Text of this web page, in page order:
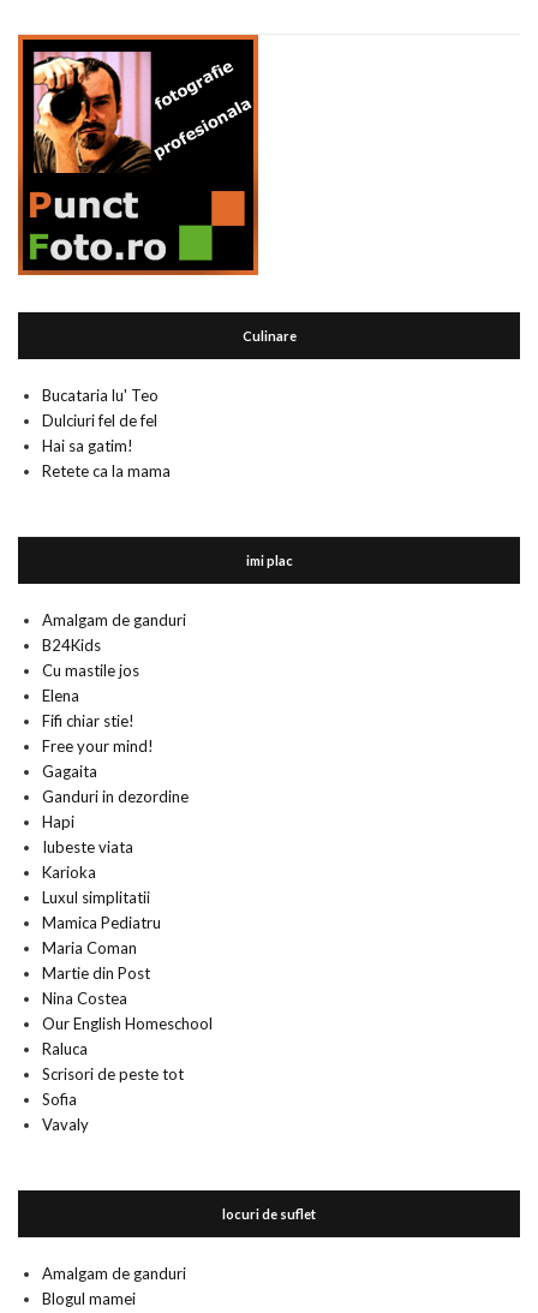
Culinare
Bucataria lu' Teo
Dulciuri fel de fel
Hai sa gatim!
Retete ca la mama
imi plac
Amalgam de ganduri
B24Kids
Cu mastile jos
Elena
Fifi chiar stie!
Free your mind!
Gagaita
Ganduri in dezordine
Hapi
Iubeste viata
Karioka
Luxul simplitatii
Mamica Pediatru
Maria Coman
Martie din Post
Nina Costea
Our English Homeschool
Raluca
Scrisori de peste tot
Sofia
Vavaly
locuri de suflet
Amalgam de ganduri
Blogul mamei